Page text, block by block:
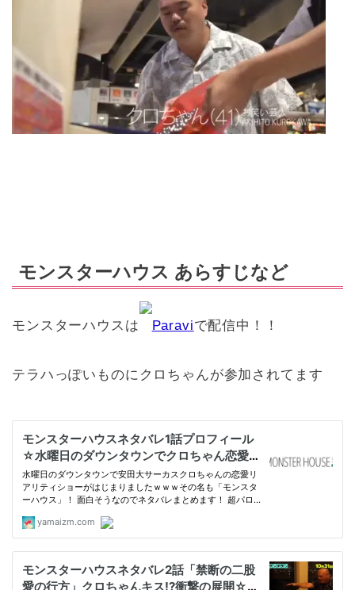
モンスターハウス あらすじなど
モンスターハウスは Paraviで配信中！！
テラハっぽいものにクロちゃんが参加されてます